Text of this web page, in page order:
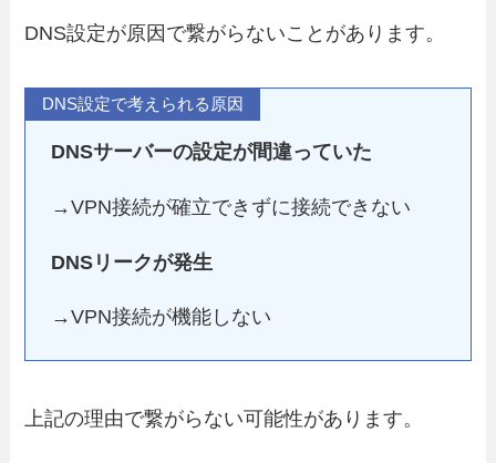
DNS設定が原因で繋がらないことがあります。
DNS設定で考えられる原因
DNSサーバーの設定が間違っていた
→VPN接続が確立できずに接続できない
DNSリークが発生
→VPN接続が機能しない
上記の理由で繋がらない可能性があります。